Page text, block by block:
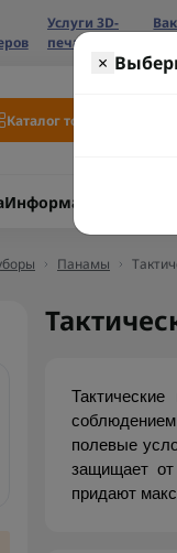
Услуги 3D-
печати
Каталог товаров
Информация
Панамы
×
полевые
защищает
придают